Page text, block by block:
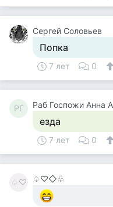
Сергей Соловьев
Попка
7 лет 0
РГ Раб Госпожи Анна
езда
7 лет 0
♤♡ ♤♡◇♧